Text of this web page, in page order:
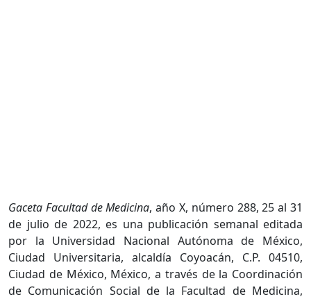
Gaceta Facultad de Medicina, año X, número 288, 25 al 31
de julio de 2022, es una publicación semanal editada
por la Universidad Nacional Autónoma de México,
Ciudad Universitaria, alcaldía Coyoacán, C.P. 04510,
Ciudad de México, México, a través de la Coordinación
de Comunicación Social de la Facultad de Medicina,